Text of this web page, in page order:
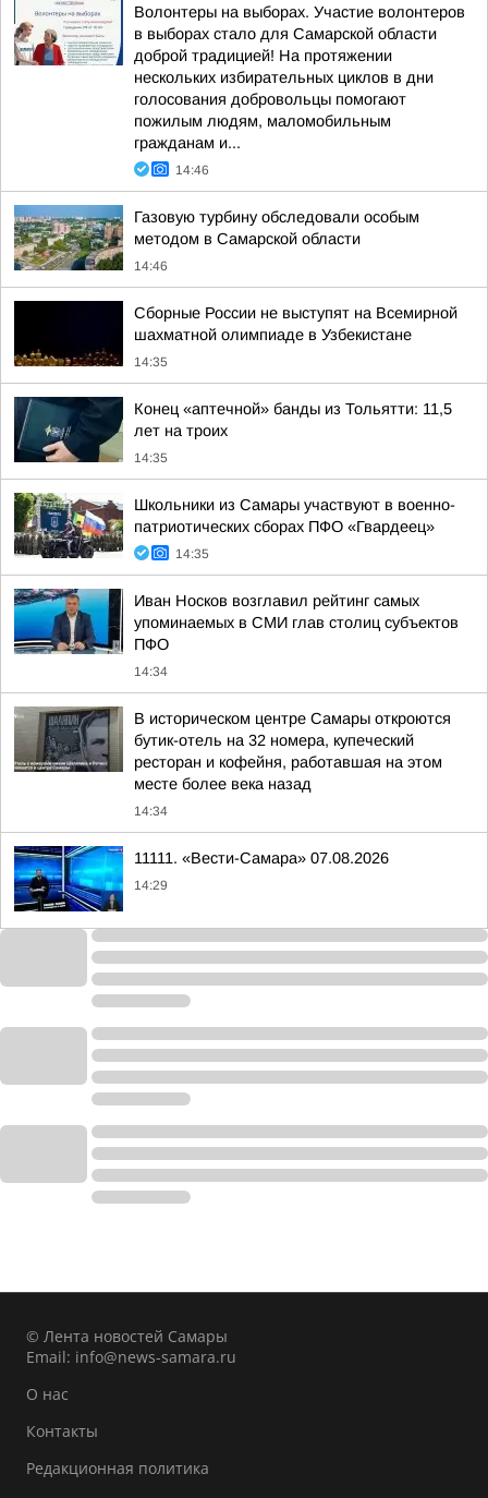
Волонтеры на выборах. Участие волонтеров
в выборах стало для Самарской области
доброй традицией! На протяжении
нескольких избирательных циклов в дни
голосования добровольцы помогают
пожилым людям, маломобильным
гражданам и...
14:46
Газовую турбину обследовали особым
методом в Самарской области
14:46
Сборные России не выступят на Всемирной
шахматной олимпиаде в Узбекистане
14:35
Конец «аптечной» банды из Тольятти: 11,5
лет на троих
14:35
Школьники из Самары участвуют в военно-
патриотических сборах ПФО «Гвардеец»
14:35
Иван Носков возглавил рейтинг самых
упоминаемых в СМИ глав столиц субъектов
ПФО
14:34
В историческом центре Самары откроются
бутик-отель на 32 номера, купеческий
ресторан и кофейня, работавшая на этом
месте более века назад
14:34
11111. «Вести-Самара» 07.08.2026
14:29
© Лента новостей Самары
Email: info@news-samara.ru
О нас
Контакты
Редакционная политика